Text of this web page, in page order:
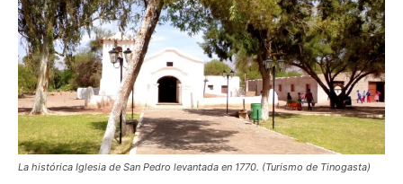
La histórica Iglesia de San Pedro levantada en 1770. (Turismo de Tinogasta)